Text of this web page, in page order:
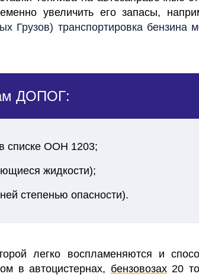
увеличить его запасы,
Грузов) транспортировка бензина
ДОПОГ:
списке ООН 1203;
жидкости);
степенью опасности).
легко воспламеняются и
в автоцистернах, бензовозах20